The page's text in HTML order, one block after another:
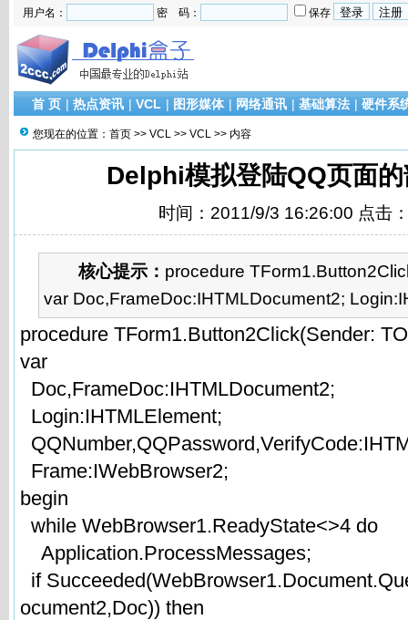
用户名： 密 码： 保存
首 页 | 热点资讯 | VCL | 图形媒体 | 网络通讯 | 基础算法 | 硬件系
您现在的位置： 首页 >> VCL >> VCL >> 内容
Delphi模拟登陆QQ页面
时间：2011/9/3 16:26:00 点击
核心提示： procedure
var Doc,FrameDoc:IHTMLDocument2;
procedure TForm1.Button2Click(Sender:
var
Doc,FrameDoc:IHTMLDocument2;
Login:IHTMLElement;
Frame:IWebBrowser2;
begin
while WebBrowser1.ReadyState<>4 do
Application.ProcessMessages;
if
ocument2,Doc)) then